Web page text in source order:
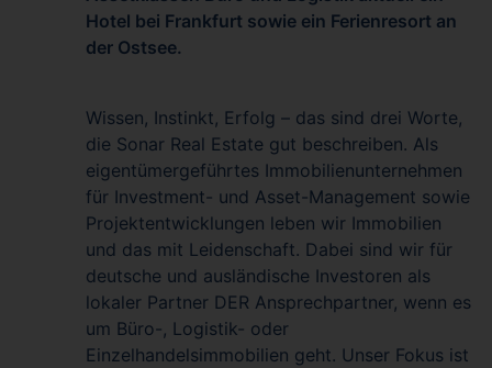
Hotel bei Frankfurt sowie ein Ferienresort an
der Ostsee.
Wissen, Instinkt, Erfolg – das sind drei Worte,
die Sonar Real Estate gut beschreiben. Als
eigentümergeführtes Immobilienunternehmen
für Investment- und Asset-Management sowie
Projektentwicklungen leben wir Immobilien
und das mit Leidenschaft. Dabei sind wir für
deutsche und ausländische Investoren als
lokaler Partner DER Ansprechpartner, wenn es
um Büro-, Logistik- oder
Einzelhandelsimmobilien geht. Unser Fokus ist